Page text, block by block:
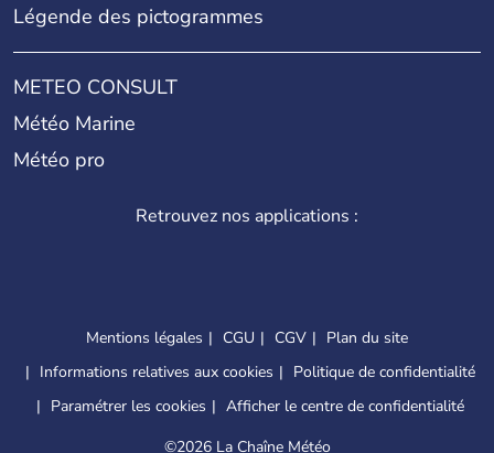
Légende des pictogrammes
METEO CONSULT
Météo Marine
Météo pro
Retrouvez nos applications :
Mentions légales CGU CGV
Plan du site
Informations relatives aux cookies
Politique de confidentialité
Paramétrer les cookies
Afficher le centre de confidentialité
©2026 La Chaîne Météo